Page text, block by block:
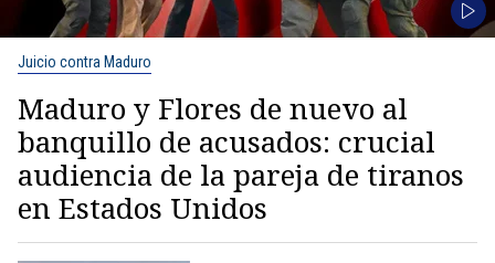
Juicio contra Maduro
Maduro y Flores de nuevo al
banquillo de acusados: crucial
audiencia de la pareja de tiranos
en Estados Unidos